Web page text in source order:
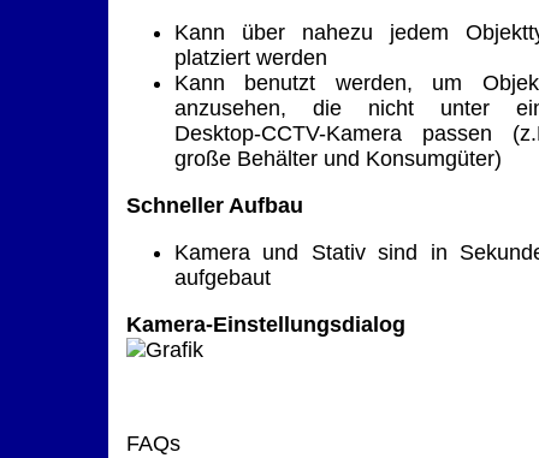
Kann über nahezu jedem
platziert werden
Kann benutzt werden, um
anzusehen, die nicht unter
Desktop-CCTV-Kamera passen
große Behälter und Konsumgüter)
Schneller Aufbau
Kamera und Stativ sind in
aufgebaut
Kamera-Einstellungsdialog
FAQs